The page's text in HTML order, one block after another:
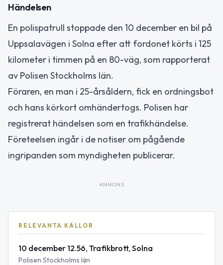
Händelsen
En polispatrull stoppade den 10 december en bil på
Uppsalavägen i Solna efter att fordonet körts i 125
kilometer i timmen på en 80-väg, som rapporterat
av Polisen Stockholms län.
Föraren, en man i 25-årsåldern, fick en ordningsbot
och hans körkort omhändertogs. Polisen har
registrerat händelsen som en trafikhändelse.
Företeelsen ingår i de notiser om pågående
ingripanden som myndigheten publicerar.
ANNONS
RELEVANTA KÄLLOR
10 december 12.56, Trafikbrott, Solna
Polisen Stockholms län